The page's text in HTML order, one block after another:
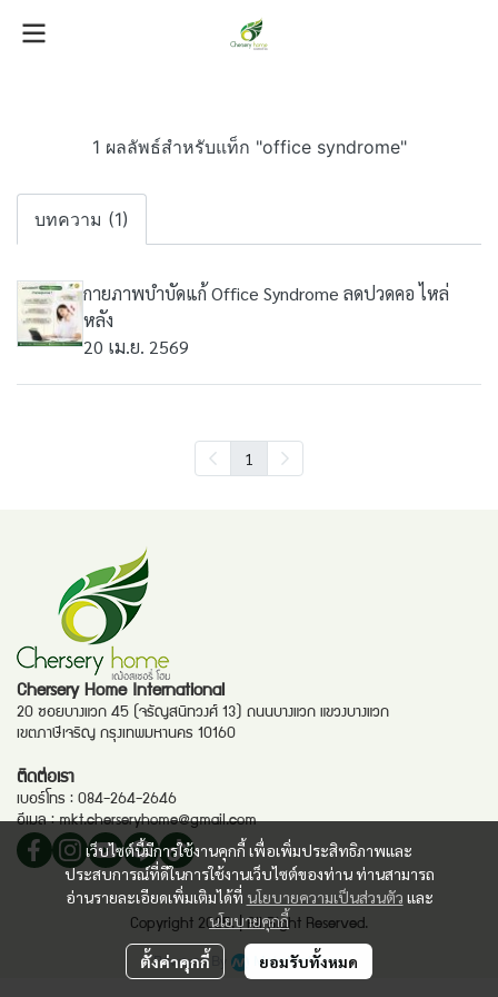
1 ผลลัพธ์สำหรับแท็ก "office syndrome"
บทความ (1)
กายภาพบำบัดแก้ Office Syndrome ลดปวดคอ ไหล่
หลัง
20 เม.ย. 2569
1
เว็บไซต์นี้มีการใช้งานคุกกี้ เพื่อเพิ่มประสิทธิภาพและ
ประสบการณ์ที่ดีในการใช้งานเว็บไซต์ของท่าน ท่านสามารถ
อ่านรายละเอียดเพิ่มเติมได้ที่ นโยบายความเป็นส่วนตัว และ
นโยบายคุกกี้
ตั้งค่าคุกกี้ ยอมรับทั้งหมด
Chersery Home International
20 ซอยบางแวก 45 (จรัญสนิทวงศ์ 13) ถนนบางแวก แขวงบางแวก
เขตภาษีเจริญ กรุงเทพมหานคร 10160
ติดต่อเรา
เบอร์โทร : 084-264-2646
อีเมล :mkt.cherseryhome@gmail.com
Copyright 2025. | All Right Reserved.
Powered By MakeWebEasy